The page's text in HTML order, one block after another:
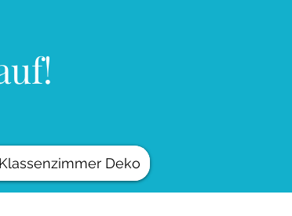
Klassenzimmer Deko